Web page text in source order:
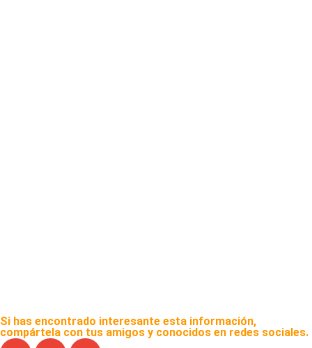
Si has encontrado interesante esta información,
compártela con tus amigos y conocidos en redes sociales.